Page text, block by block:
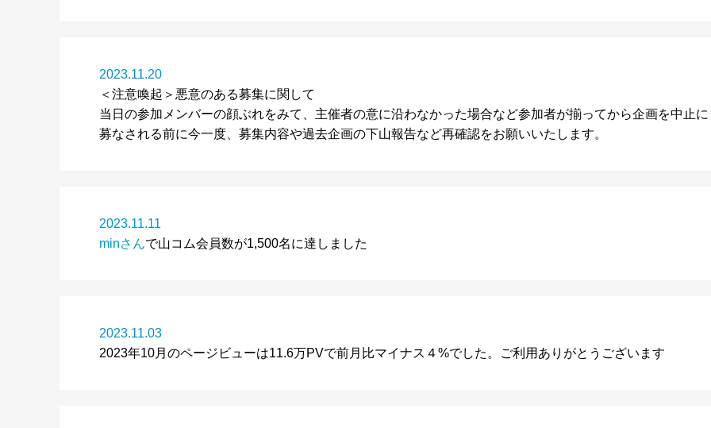
2023.11.20
＜注意喚起＞悪意のある募集に関して
当日の参加メンバーの顔ぶれをみて、主催者の意に沿わなかった場合など参加者が揃ってから企画を中止
募なされる前に今一度、募集内容や過去企画の下山報告など再確認をお願いいたします。
2023.11.11
minさんで山コム会員数が1,500名に達しました
2023.11.03
2023年10月のページビューは11.6万PVで前月比マイナス４%でした。ご利用ありがとうございます